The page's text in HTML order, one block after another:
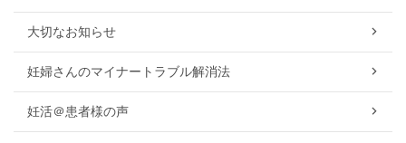
大切なお知らせ
妊婦さんのマイナートラブル解消法
妊活＠患者様の声